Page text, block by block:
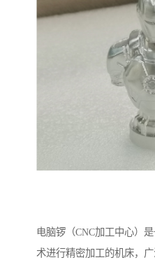
电脑锣（CNC加工中心）
术进行精密加工的机床，